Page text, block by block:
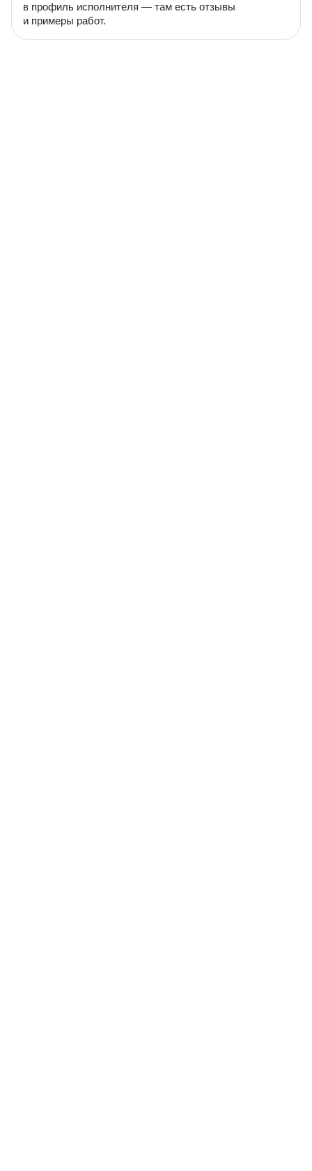
в профиль исполнителя — там есть отзывы
и примеры работ.